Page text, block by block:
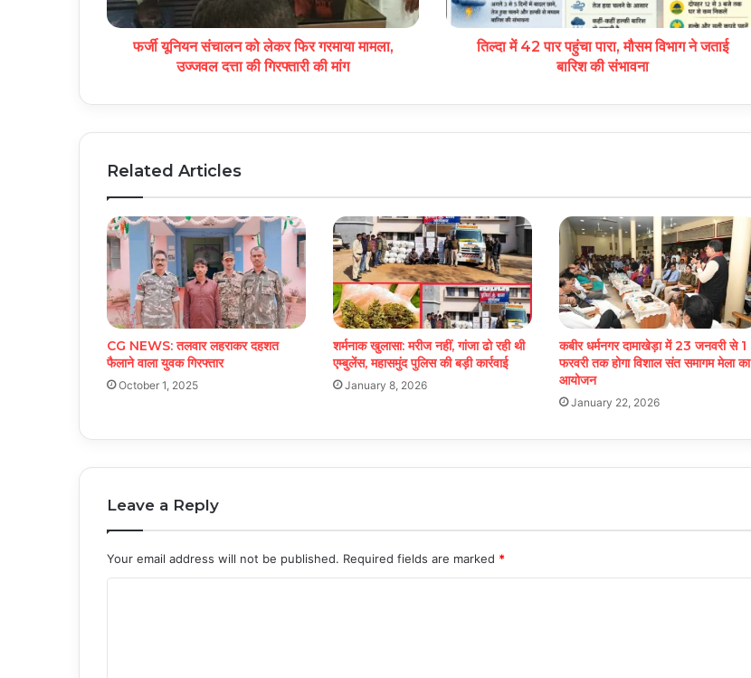
फर्जी यूनियन संचालन को लेकर फिर गरमाया मामला,
उज्जवल दत्ता की गिरफ्तारी की मांग
तिल्दा में 42 पार पहुंचा पारा, मौसम विभाग ने जताई
बारिश की संभावना
Related Articles
CG NEWS: तलवार लहराकर दहशत
फैलाने वाला युवक गिरफ्तार
October 1, 2025
शर्मनाक खुलासा: मरीज नहीं, गांजा ढो रही थी
एम्बुलेंस, महासमुंद पुलिस की बड़ी कार्रवाई
January 8, 2026
कबीर धर्मनगर दामाखेड़ा में 23 जनवरी से 1
फरवरी तक होगा विशाल संत समागम मेला का
आयोजन
January 22, 2026
Leave a Reply
Your email address will not be published. Required fields are marked *